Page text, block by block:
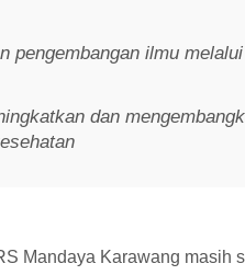
pengembangan ilmu
dan
Mandaya Karawang masih